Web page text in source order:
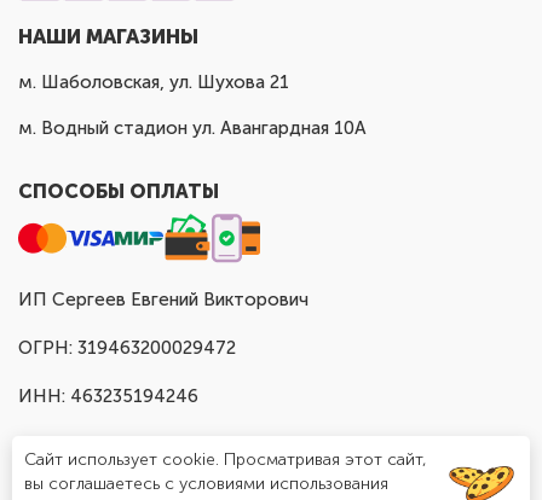
НАШИ МАГАЗИНЫ
м. Шаболовская, ул. Шухова 21
м. Водный стадион ул. Авангардная 10А
СПОСОБЫ ОПЛАТЫ
ИП Сергеев Евгений Викторович
ОГРН: 319463200029472
ИНН: 463235194246
Сайт использует cookie. Просматривая этот сайт,
вы соглашаетесь с условиями использования